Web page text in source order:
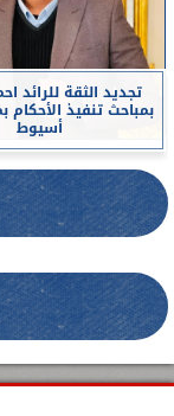
تجديد الثقة للرائد
بمباحث تنفيذ الأحكام
أسيوط